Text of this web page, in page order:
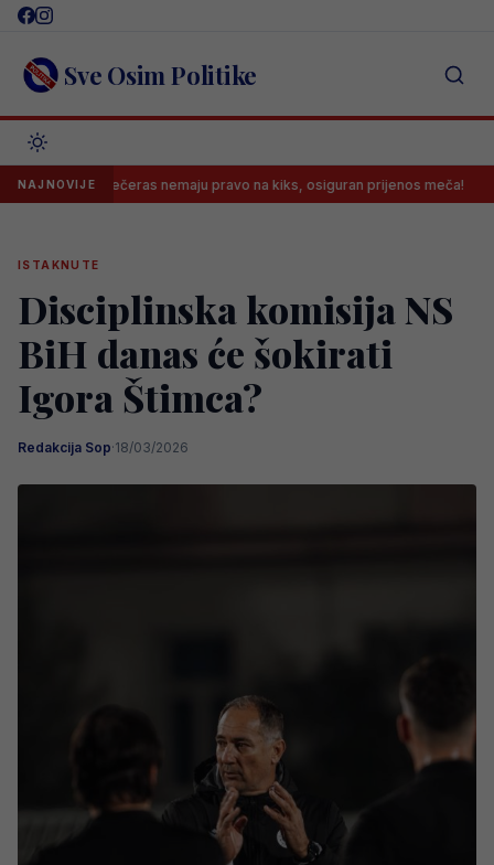
Skip
content Sve Osim Politike
NAJNOVIJE
večeras nemaju pravo na kiks, osiguran prijenos meča!
ISTAKNUTE
Disciplinska komisija NS
BiH danas će šokirati
Igora Štimca?
Redakcija Sop·18/03/2026